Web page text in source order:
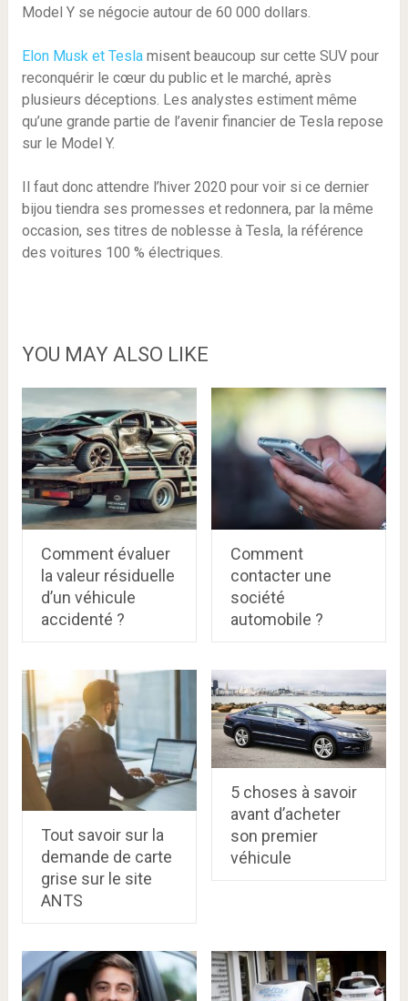
Model Y se négocie autour de 60 000 dollars.
Elon Musk et Teslamisent beaucoup sur cette SUV pour
reconquérir le cœur du public et le marché, après
plusieurs déceptions. Les analystes estiment même
qu’une grande partie de l’avenir financier de Tesla repose
sur le Model Y.
Il faut donc attendre l’hiver 2020 pour voir si ce dernier
bijou tiendra ses promesses et redonnera, par la même
occasion, ses titres de noblesse à Tesla, la référence
des voitures 100 % électriques.
YOU MAY ALSO LIKE
Comment évaluer
la valeur résiduelle
d’un véhicule
accidenté ?
Comment
contacter une
société
automobile ?
Tout savoir sur la
demande de carte
grise sur le site
ANTS
5 choses à savoir
avant d’acheter
son premier
véhicule